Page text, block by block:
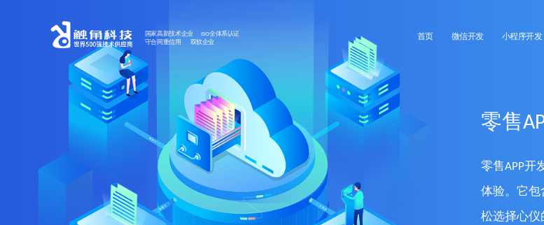
国家高新技术企业 ISO全体系认证
守合同重信用 双软企业
首页 微信开发 小程序开发
零售
零售APP开
体验。它包
松选择心仪